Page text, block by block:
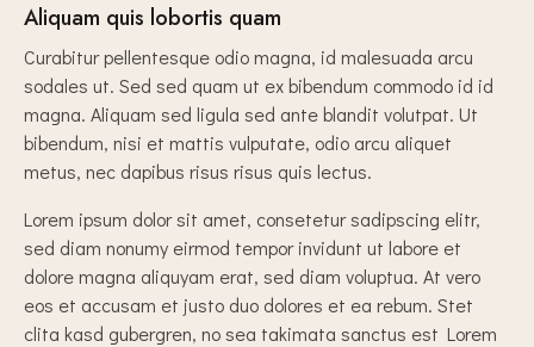
Aliquam quis lobortis quam
Curabitur pellentesque odio magna, id malesuada arcu
sodales ut. Sed sed quam ut ex bibendum commodo id id
magna. Aliquam sed ligula sed ante blandit volutpat. Ut
bibendum, nisi et mattis vulputate, odio arcu aliquet
metus, nec dapibus risus risus quis lectus.
Lorem ipsum dolor sit amet, consetetur sadipscing elitr,
sed diam nonumy eirmod tempor invidunt ut labore et
dolore magna aliquyam erat, sed diam voluptua. At vero
eos et accusam et justo duo dolores et ea rebum. Stet
clita kasd gubergren, no sea takimata sanctus est Lorem